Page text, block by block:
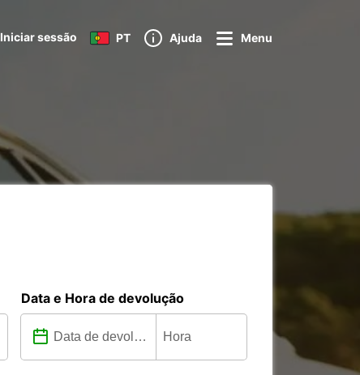
Iniciar sessão PT Ajuda Menu
Data e Hora de devolução